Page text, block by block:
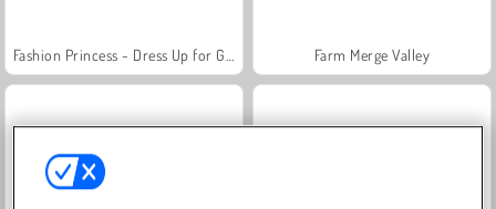
Farm Merge Valley